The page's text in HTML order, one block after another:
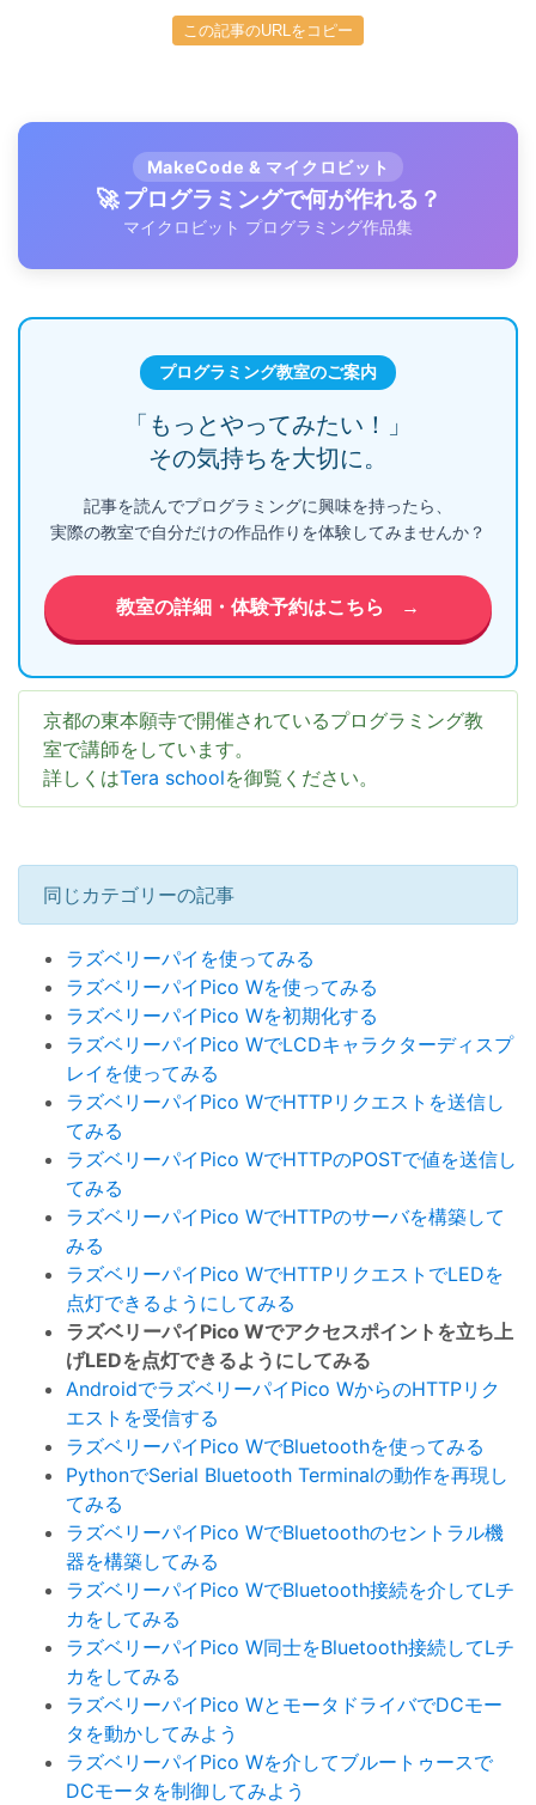
この記事のURLをコピー
MakeCode & マイクロビット
🚀 プログラミングで何が作れる？
マイクロビット プログラミング作品集
プログラミング教室のご案内
「もっとやってみたい！」
その気持ちを大切に。
記事を読んでプログラミングに興味を持ったら、
実際の教室で自分だけの作品作りを体験してみませんか？
教室の詳細・体験予約はこちら →
京都の東本願寺で開催されているプログラミング教
室で講師をしています。
詳しくはTera schoolを御覧ください。
同じカテゴリーの記事
ラズベリーパイを使ってみる
ラズベリーパイPico Wを使ってみる
ラズベリーパイPico Wを初期化する
ラズベリーパイPico WでLCDキャラクターディスプ
レイを使ってみる
ラズベリーパイPico WでHTTPリクエストを送信し
てみる
ラズベリーパイPico WでHTTPのPOSTで値を送信し
てみる
ラズベリーパイPico WでHTTPのサーバを構築して
みる
ラズベリーパイPico WでHTTPリクエストでLEDを
点灯できるようにしてみる
ラズベリーパイPico Wでアクセスポイントを立ち上
げLEDを点灯できるようにしてみる
AndroidでラズベリーパイPico WからのHTTPリク
エストを受信する
ラズベリーパイPico WでBluetoothを使ってみる
PythonでSerial Bluetooth Terminalの動作を再現し
てみる
ラズベリーパイPico WでBluetoothのセントラル機
器を構築してみる
ラズベリーパイPico WでBluetooth接続を介してLチ
カをしてみる
ラズベリーパイPico W同士をBluetooth接続してLチ
カをしてみる
ラズベリーパイPico WとモータドライバでDCモー
タを動かしてみよう
ラズベリーパイPico Wを介してブルートゥースで
DCモータを制御してみよう